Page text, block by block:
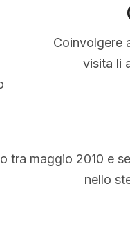
Coinvolgere
visita li
tra maggio 2010 e
nello